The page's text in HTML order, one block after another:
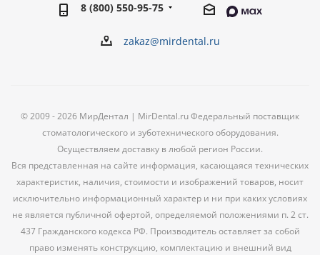
8 (800) 550-95-75
zakaz@mirdental.ru
© 2009 - 2026 МирДентал | MirDental.ru Федеральный поставщик
стоматологического и зуботехнического оборудования.
Осуществляем доставку в любой регион России.
Вся представленная на сайте информация, касающаяся технических
характеристик, наличия, стоимости и изображений товаров, носит
исключительно информационный характер и ни при каких условиях
не является публичной офертой, определяемой положениями п. 2 ст.
437 Гражданского кодекса РФ. Производитель оставляет за собой
право изменять конструкцию, комплектацию и внешний вид